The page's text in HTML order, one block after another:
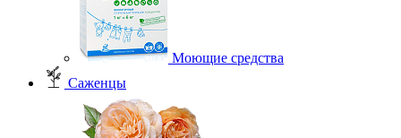
Моющие средства
Саженцы